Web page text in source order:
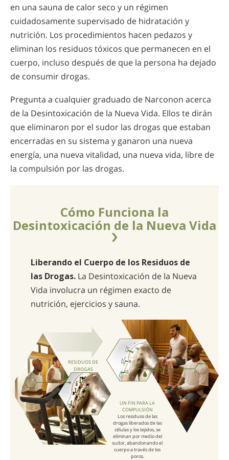
en una sauna de calor seco y un régimen
cuidadosamente supervisado de hidratación y
nutrición. Los procedimientos hacen pedazos y
eliminan los residuos tóxicos que permanecen en el
cuerpo, incluso después de que la persona ha dejado
de consumir drogas.
Pregunta a cualquier graduado de Narconon acerca
de la Desintoxicación de la Nueva Vida. Ellos te dirán
que eliminaron por el sudor las drogas que estaban
encerradas en su sistema y ganaron una nueva
energía, una nueva vitalidad, una nueva vida, libre de
la compulsión por las drogas.
Cómo Funciona la
Desintoxicación de la Nueva Vida
Liberando el Cuerpo de los Residuos de
las Drogas. La Desintoxicación de la Nueva
Vida involucra un régimen exacto de
nutrición, ejercicios y sauna.
RESIDUOS DE
DROGAS
UN FIN PARA LA
COMPULSIÓN
Los residuos de las
drogas liberados de las
células y los tejidos, se
eliminan por medio del
sudor, abandonando el
cuerpo a través de los
poros.